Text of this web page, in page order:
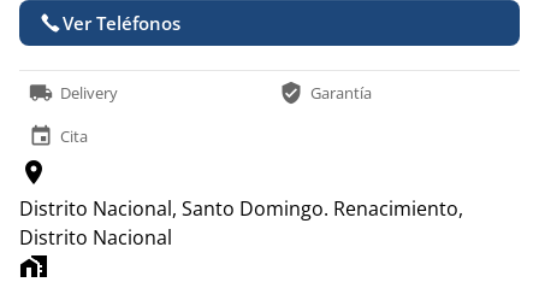
Ver Teléfonos
local_shipping Delivery verified_user Garantía
event Cita
location_on
Distrito Nacional, Santo Domingo. Renacimiento,
Distrito Nacional
home_work